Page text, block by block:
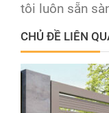
tôi luôn sẵn
CHỦ ĐỀ LIÊN